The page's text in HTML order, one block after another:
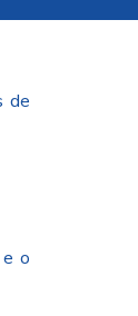
de
o